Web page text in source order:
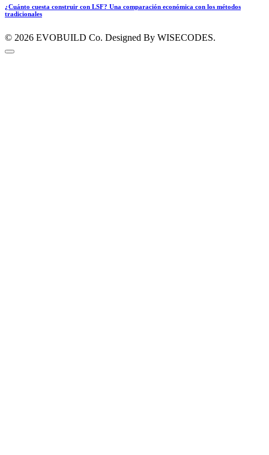
¿Cuánto cuesta construir con LSF? Una comparación económica con los métodos
tradicionales
© 2026 EVOBUILD Co. Designed By WISECODES.